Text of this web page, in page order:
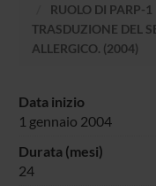
RUOLO DI PARP-
TRASDUZIONE DEL
ALLERGICO. (2004)
Data inizio
1 gennaio 2004
Durata (mesi)
24